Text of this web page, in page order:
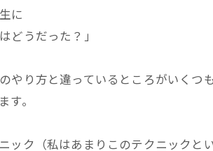
に
どうだった？」
やり方と違っているところがいくつ
す。
ック（私はあまりこのテクニックと